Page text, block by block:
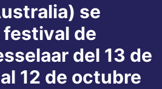
se
de
del 13 de
12 de octubre